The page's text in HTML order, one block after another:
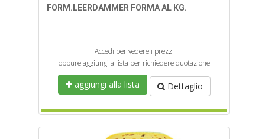
FORM.LEERDAMMER FORMA AL KG.
Accedi per vedere i prezzi
oppure aggiungi a lista per richiedere quotazione
aggiungi alla lista Dettaglio